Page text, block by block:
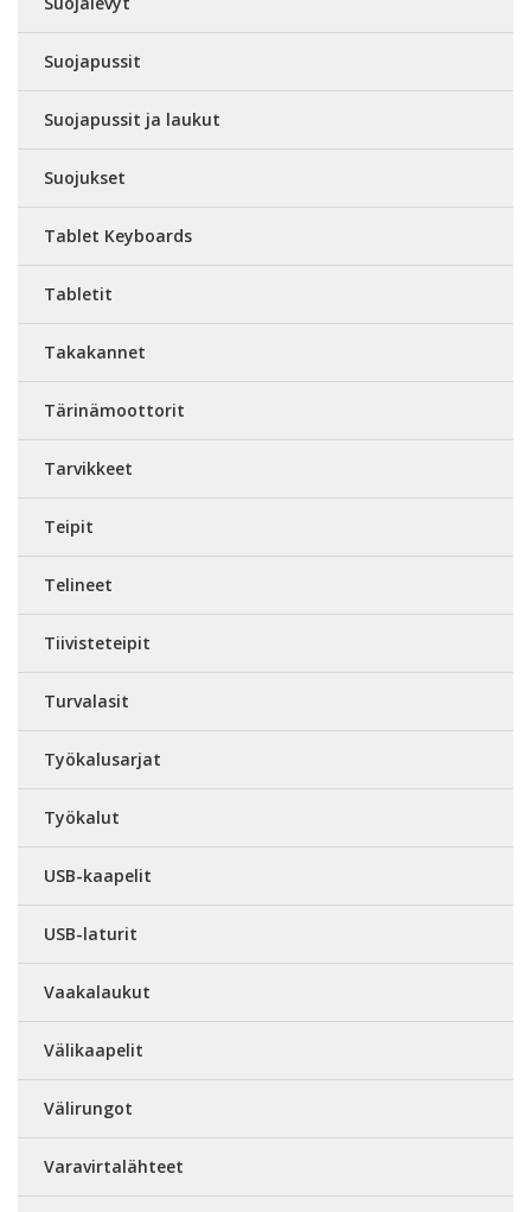
Suojapussit
Suojapussit ja laukut
Suojukset
Tablet Keyboards
Tabletit
Takakannet
Tärinämoottorit
Tarvikkeet
Teipit
Telineet
Tiivisteteipit
Turvalasit
Työkalusarjat
Työkalut
USB-kaapelit
USB-laturit
Vaakalaukut
Välikaapelit
Välirungot
Varavirtalähteet